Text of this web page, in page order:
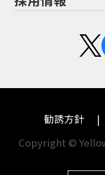
スズキ
ハーレーダビッド
ドゥカティ
中途採用・アルバ
勧誘方針
Copyright ©